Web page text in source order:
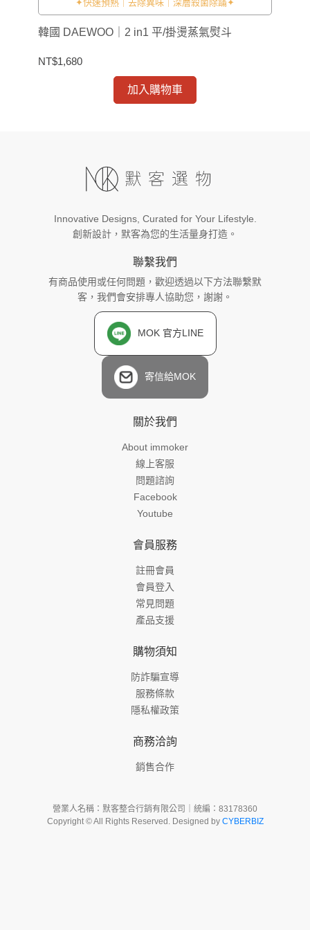
✦快速預熱｜去除異味｜深層殺菌除蹣✦
韓國 DAEWOO｜2 in1 平/掛燙蒸氣熨斗
NT$1,680
加入購物車
Innovative Designs, Curated for Your Lifestyle.
創新設計，默客為您的生活量身打造。
聯繫我們
有商品使用或任何問題，歡迎透過以下方法聯繫默
客，我們會安排專人協助您，謝謝。
MOK 官方LINE
寄信給MOK
關於我們
About immoker
線上客服
問題諮詢
Facebook
Youtube
會員服務
註冊會員
會員登入
常見問題
產品支援
購物須知
防詐騙宣導
服務條款
隱私權政策
商務洽詢
銷售合作
營業人名稱：默客整合行銷有限公司｜統編：83178360
Copyright © All Rights Reserved. Designed by CYBERBIZ